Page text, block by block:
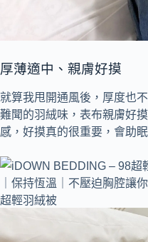
厚薄適中、親膚好摸
就算我甩開通風後，厚度也
難聞的羽絨味，表布親膚好
感，好摸真的很重要，會助眠